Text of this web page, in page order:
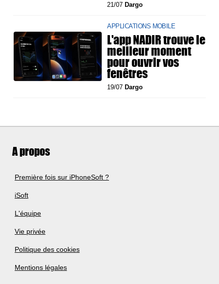
21/07Dargo
APPLICATIONS MOBILE
L'app NADIR trouve le
meilleur moment
pour ouvrir vos
fenêtres
19/07Dargo
A propos
Première fois sur iPhoneSoft ?
iSoft
L'équipe
Vie privée
Politique des cookies
Mentions légales